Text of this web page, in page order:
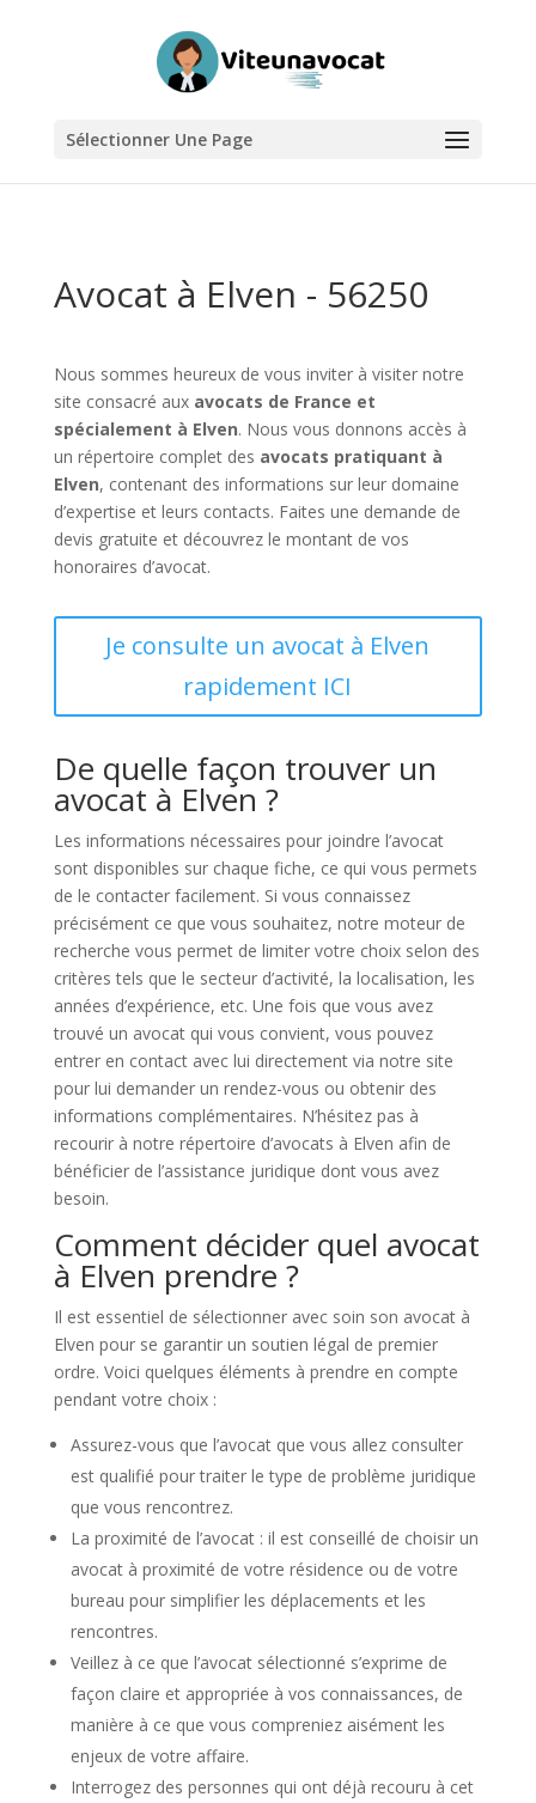
Sélectionner Une Page
Avocat à Elven - 56250
Nous sommes heureux de vous inviter à visiter notre
site consacré aux avocats de France et
spécialement à Elven. Nous vous donnons accès à
un répertoire complet des avocats pratiquant à
Elven, contenant des informations sur leur domaine
d’expertise et leurs contacts. Faites une demande de
devis gratuite et découvrez le montant de vos
honoraires d’avocat.
Je consulte un avocat à Elven
rapidement ICI
De quelle façon trouver un
avocat à Elven ?
Les informations nécessaires pour joindre l’avocat
sont disponibles sur chaque fiche, ce qui vous permets
de le contacter facilement. Si vous connaissez
précisément ce que vous souhaitez, notre moteur de
recherche vous permet de limiter votre choix selon des
critères tels que le secteur d’activité, la localisation, les
années d’expérience, etc. Une fois que vous avez
trouvé un avocat qui vous convient, vous pouvez
entrer en contact avec lui directement via notre site
pour lui demander un rendez-vous ou obtenir des
informations complémentaires. N’hésitez pas à
recourir à notre répertoire d’avocats à Elven afin de
bénéficier de l’assistance juridique dont vous avez
besoin.
Comment décider quel avocat
à Elven prendre ?
Il est essentiel de sélectionner avec soin son avocat à
Elven pour se garantir un soutien légal de premier
ordre. Voici quelques éléments à prendre en compte
pendant votre choix :
Assurez-vous que l’avocat que vous allez consulter
est qualifié pour traiter le type de problème juridique
que vous rencontrez.
La proximité de l’avocat : il est conseillé de choisir un
avocat à proximité de votre résidence ou de votre
bureau pour simplifier les déplacements et les
rencontres.
Veillez à ce que l’avocat sélectionné s’exprime de
façon claire et appropriée à vos connaissances, de
manière à ce que vous compreniez aisément les
enjeux de votre affaire.
Interrogez des personnes qui ont déjà recouru à cet